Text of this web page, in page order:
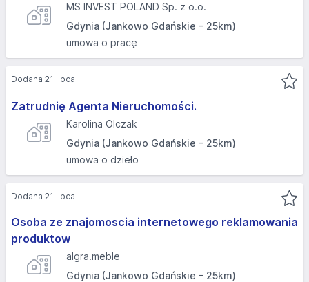
MS INVEST POLAND Sp. z o.o.
Gdynia (Jankowo Gdańskie - 25km)
umowa o pracę
Zatrudnię Agenta Nieruchomości.
Karolina Olczak
Gdynia (Jankowo Gdańskie - 25km)
umowa o dzieło
Dodana 21 lipca
Osoba ze znajomoscia internetowego reklamowania
produktow
algra.meble
Gdynia (Jankowo Gdańskie - 25km)
Dodana 21 lipca